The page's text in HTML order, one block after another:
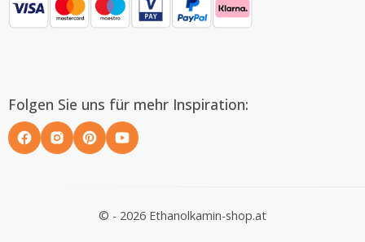
Folgen Sie uns für mehr Inspiration:
© - 2026 Ethanolkamin-shop.at